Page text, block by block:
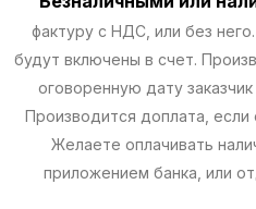
фактуру с НДС, или без
будут включены в счет.
оговоренную дату
Производится доплата, если
Желаете оплачивать
приложением банка, или